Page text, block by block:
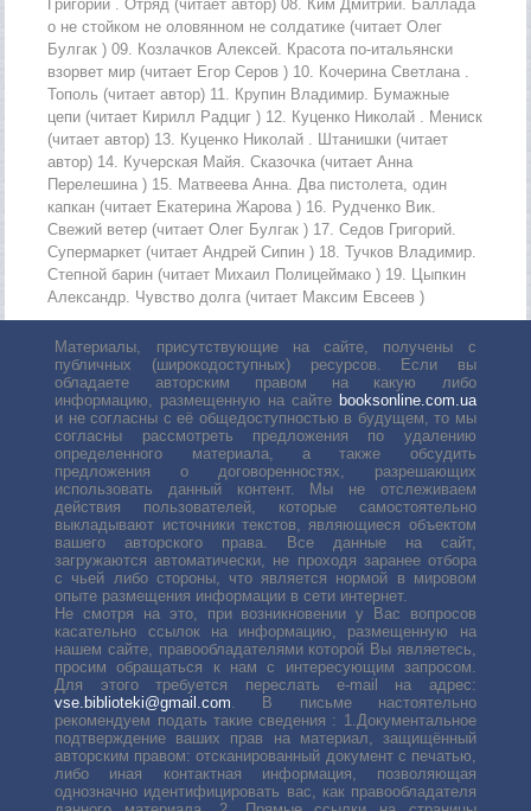
15
16
17
18
19
Григорий . Отряд (читает автор) 08. Ким Дмитрий. Баллада
о не стойком не оловянном не солдатике (читает Олег
Булгак ) 09. Козлачков Алексей. Красота по-итальянски
взорвет мир (читает Егор Серов ) 10. Кочерина Светлана .
Тополь (читает автор) 11. Крупин Владимир. Бумажные
цепи (читает Кирилл Радциг ) 12. Куценко Николай . Мениск
(читает автор) 13. Куценко Николай . Штанишки (читает
автор) 14. Кучерская Майя. Сказочка (читает Анна
Перелешина ) 15. Матвеева Анна. Два пистолета, один
капкан (читает Екатерина Жарова ) 16. Рудченко Вик.
Свежий ветер (читает Олег Булгак ) 17. Седов Григорий.
Супермаркет (читает Андрей Сипин ) 18. Тучков Владимир.
Степной барин (читает Михаил Полицеймако ) 19. Цыпкин
Александр. Чувство долга (читает Максим Евсеев )
Материалы, присутствующие на сайте, получены с
публичных (широкодоступных) ресурсов. Если вы
обладаете авторским правом на какую либо
информацию, размещенную на сайте booksonline.com.ua
и не согласны с её общедоступностью в будущем, то мы
согласны рассмотреть предложения по удалению
определенного материала, а также обсудить
предложения о договоренностях, разрешающих
использовать данный контент. Мы не отслеживаем
действия пользователей, которые самостоятельно
выкладывают источники текстов, являющиеся объектом
вашего авторского права. Все данные на сайт,
загружаются автоматически, не проходя заранее отбора
с чьей либо стороны, что является нормой в мировом
опыте размещения информации в сети интернет.
Не смотря на это, при возникновении у Вас вопросов
касательно ссылок на информацию, размещенную на
нашем сайте, правообладателями которой Вы являетесь,
просим обращаться к нам с интересующим запросом.
Для этого требуется переслать е-mail на адрес:
vse.biblioteki@gmail.com. В письме настоятельно
рекомендуем подать такие сведения : 1.Документальное
подтверждение ваших прав на материал, защищённый
авторским правом: отсканированный документ с печатью,
либо иная контактная информация, позволяющая
однозначно идентифицировать вас, как правообладателя